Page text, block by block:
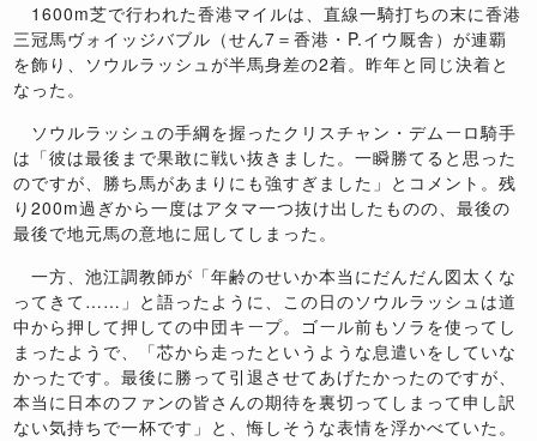
1600m芝で行われた香港マイルは、直線一騎打ちの末に香港
三冠馬ヴォイッジバブル（せん7＝香港・P.イウ厩舎）が連覇
を飾り、ソウルラッシュが半馬身差の2着。昨年と同じ決着と
なった。
ソウルラッシュの手綱を握ったクリスチャン・デムーロ騎手
は「彼は最後まで果敢に戦い抜きました。一瞬勝てると思った
のですが、勝ち馬があまりにも強すぎました」とコメント。残
り200m過ぎから一度はアタマ一つ抜け出したものの、最後の
最後で地元馬の意地に屈してしまった。
一方、池江調教師が「年齢のせいか本当にだんだん図太くな
ってきて……」と語ったように、この日のソウルラッシュは道
中から押して押しての中団キープ。ゴール前もソラを使ってし
まったようで、「芯から走ったというような息遣いをしていな
かったです。最後に勝って引退させてあげたかったのですが、
本当に日本のファンの皆さんの期待を裏切ってしまって申し訳
ない気持ちで一杯です」と、悔しそうな表情を浮かべていた。